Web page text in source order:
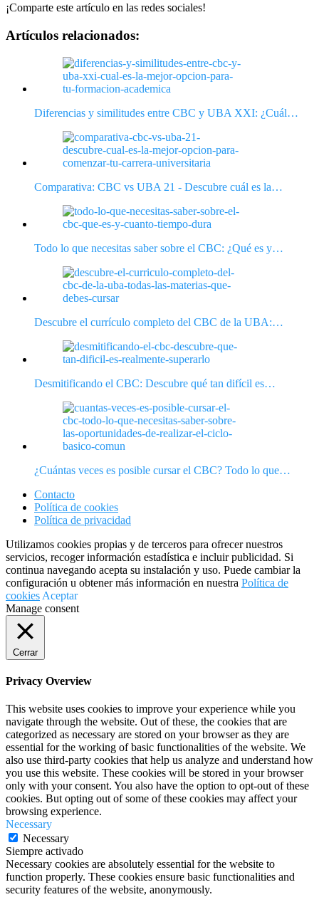
¡Comparte este artículo en las redes sociales!
Artículos relacionados:
Diferencias y similitudes entre CBC y UBA XXI: ¿Cuál…
Comparativa: CBC vs UBA 21 - Descubre cuál es la…
Todo lo que necesitas saber sobre el CBC: ¿Qué es y…
Descubre el currículo completo del CBC de la UBA:…
Desmitificando el CBC: Descubre qué tan difícil es…
¿Cuántas veces es posible cursar el CBC? Todo lo que…
Contacto
Política de cookies
Política de privacidad
Utilizamos cookies propias y de terceros para ofrecer nuestros
servicios, recoger información estadística e incluir publicidad. Si
continua navegando acepta su instalación y uso. Puede cambiar la
configuración u obtener más información en nuestra Política de
cookies Aceptar
Manage consent
Cerrar
Privacy Overview
This website uses cookies to improve your experience while you
navigate through the website. Out of these, the cookies that are
categorized as necessary are stored on your browser as they are
essential for the working of basic functionalities of the website. We
also use third-party cookies that help us analyze and understand how
you use this website. These cookies will be stored in your browser
only with your consent. You also have the option to opt-out of these
cookies. But opting out of some of these cookies may affect your
browsing experience.
Necessary
Necessary
Siempre activado
Necessary cookies are absolutely essential for the website to
function properly. These cookies ensure basic functionalities and
security features of the website, anonymously.